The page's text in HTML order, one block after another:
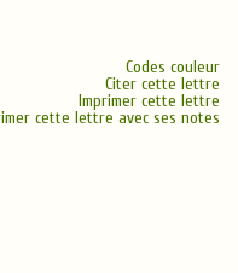
Codes couleur
Citer cette lettre
Imprimer cette lettre
cette lettre avec ses notes